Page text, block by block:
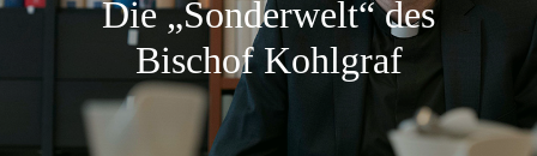
Veröffentlichungen
Die „Sonderwelt“ des
Bischof Kohlgraf